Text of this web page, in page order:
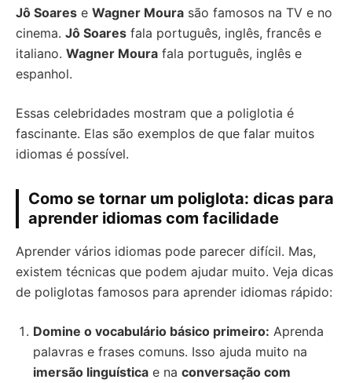
Jô Soares e Wagner Moura são famosos na TV e no
cinema. Jô Soares fala português, inglês, francês e
italiano. Wagner Moura fala português, inglês e
espanhol.
Essas celebridades mostram que a poliglotia é
fascinante. Elas são exemplos de que falar muitos
idiomas é possível.
Como se tornar um poliglota: dicas para
aprender idiomas com facilidade
Aprender vários idiomas pode parecer difícil. Mas,
existem técnicas que podem ajudar muito. Veja dicas
de poliglotas famosos para aprender idiomas rápido:
Domine o vocabulário básico primeiro: Aprenda
palavras e frases comuns. Isso ajuda muito na
imersão linguística e na conversação com